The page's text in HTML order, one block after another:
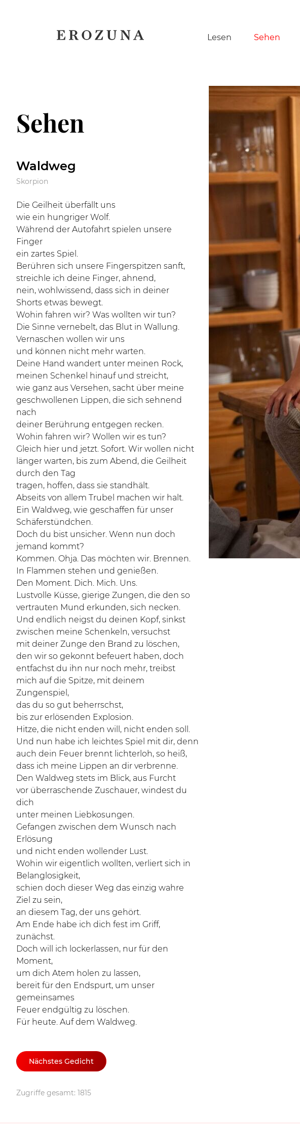
Navigation
Lesen Sehen
Sehen
Waldweg
Skorpion
Die Geilheit überfällt uns
wie ein hungriger Wolf.
Während der Autofahrt spielen unsere
Finger
ein zartes Spiel.
Berühren sich unsere Fingerspitzen sanft,
streichle ich deine Finger, ahnend,
nein, wohlwissend, dass sich in deiner
Shorts etwas bewegt.
Wohin fahren wir? Was wollten wir tun?
Die Sinne vernebelt, das Blut in Wallung.
Vernaschen wollen wir uns
und können nicht mehr warten.
Deine Hand wandert unter meinen Rock,
meinen Schenkel hinauf und streicht,
wie ganz aus Versehen, sacht über meine
geschwollenen Lippen, die sich sehnend
nach
deiner Berührung entgegen recken.
Wohin fahren wir? Wollen wir es tun?
Gleich hier und jetzt. Sofort. Wir wollen nicht
länger warten, bis zum Abend, die Geilheit
durch den Tag
tragen, hoffen, dass sie standhält.
Abseits von allem Trubel machen wir halt.
Ein Waldweg, wie geschaffen für unser
Schäferstündchen.
Doch du bist unsicher. Wenn nun doch
jemand kommt?
Kommen. Ohja. Das möchten wir. Brennen.
In Flammen stehen und genießen.
Den Moment. Dich. Mich. Uns.
Lustvolle Küsse, gierige Zungen, die den so
vertrauten Mund erkunden, sich necken.
Und endlich neigst du deinen Kopf, sinkst
zwischen meine Schenkeln, versuchst
mit deiner Zunge den Brand zu löschen,
den wir so gekonnt befeuert haben, doch
entfachst du ihn nur noch mehr, treibst
mich auf die Spitze, mit deinem
Zungenspiel,
das du so gut beherrschst,
bis zur erlösenden Explosion.
Hitze, die nicht enden will, nicht enden soll.
Und nun habe ich leichtes Spiel mit dir, denn
auch dein Feuer brennt lichterloh, so heiß,
dass ich meine Lippen an dir verbrenne.
Den Waldweg stets im Blick, aus Furcht
vor überraschende Zuschauer, windest du
dich
unter meinen Liebkosungen.
Gefangen zwischen dem Wunsch nach
Erlösung
und nicht enden wollender Lust.
Wohin wir eigentlich wollten, verliert sich in
Belanglosigkeit,
schien doch dieser Weg das einzig wahre
Ziel zu sein,
an diesem Tag, der uns gehört.
Am Ende habe ich dich fest im Griff,
zunächst.
Doch will ich lockerlassen, nur für den
Moment,
um dich Atem holen zu lassen,
bereit für den Endspurt, um unser
gemeinsames
Feuer endgültig zu löschen.
Für heute. Auf dem Waldweg.
Nächstes Gedicht
Zugriffe gesamt: 1815